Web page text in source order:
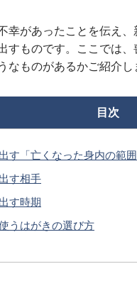
幸があったことを伝え
すものです。ここでは
なものがあるかご紹介し
目次
す「亡くなった身内の範囲
す相手
す時期
うはがきの選び方